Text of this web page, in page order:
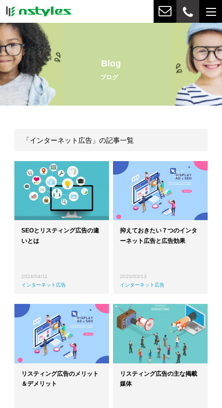
Blog
ブログ
「インターネット広告」の記事一覧
SEOとリスティング広告の違
いとは
2024/04/11
インターネット広告
抑えておきたい７つのインタ
ーネット広告と広告効果
2020/03/13
インターネット広告
リスティング広告のメリット
＆デメリット
リスティング広告の主な掲載
媒体